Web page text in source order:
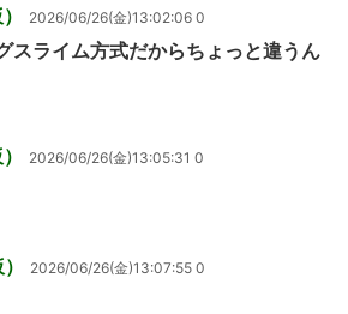
2026/06/26(金)13:02:06 0
スライム方式だからちょっと違うん
2026/06/26(金)13:05:31 0
2026/06/26(金)13:07:55 0